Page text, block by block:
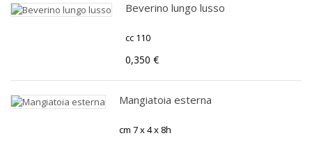
Beverino lungo lusso
cc 110
0,350 €
Mangiatoia esterna
cm 7 x 4 x 8h